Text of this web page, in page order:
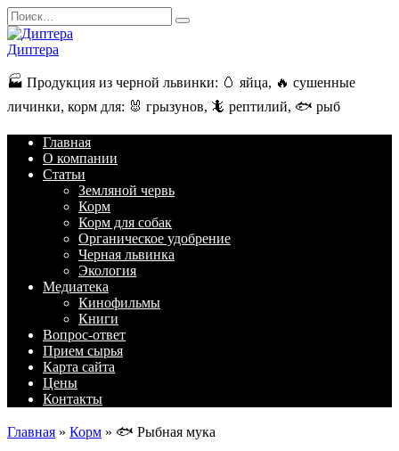
Перейти
к
содержанию
Search
for:
Диптера
🏭️ Продукция из черной львинки: 🥚 яйца, 🔥 сушенные
личинки, корм для: 🐰 грызунов, 🦎 рептилий, 🐟 рыб
Главная
О компании
Статьи
Земляной червь
Корм
Корм для собак
Органическое удобрение
Черная львинка
Экология
Медиатека
Кинофильмы
Книги
Вопрос-ответ
Прием сырья
Карта сайта
Цены
Контакты
Главная » Корм » 🐟 Рыбная мука